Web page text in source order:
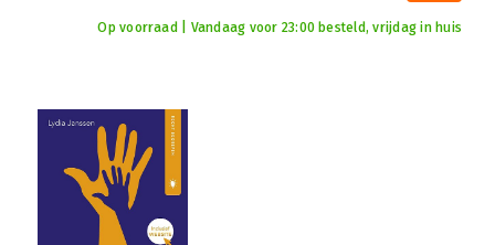
Op voorraad | Vandaag voor 23:00 besteld, vrijdag in huis